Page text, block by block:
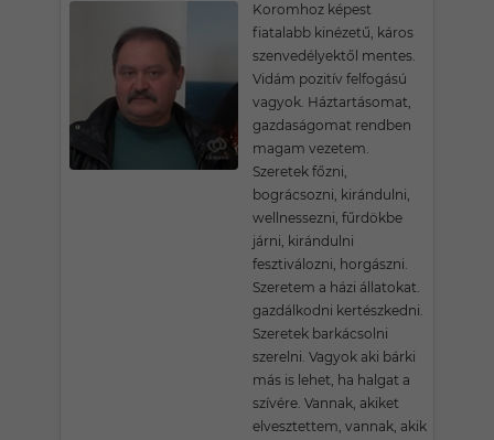
Koromhoz képest
fiatalabb kinézetű, káros
szenvedélyektől mentes.
Vidám pozitív felfogású
vagyok. Háztartásomat,
gazdaságomat rendben
magam vezetem.
Szeretek főzni,
bográcsozni, kirándulni,
wellnessezni, fűrdökbe
járni, kirándulni
fesztiválozni, horgászni.
Szeretem a házi állatokat.
gazdálkodni kertészkedni.
Szeretek barkácsolni
szerelni. Vagyok aki bárki
más is lehet, ha halgat a
szívére. Vannak, akiket
elvesztettem, vannak, akik